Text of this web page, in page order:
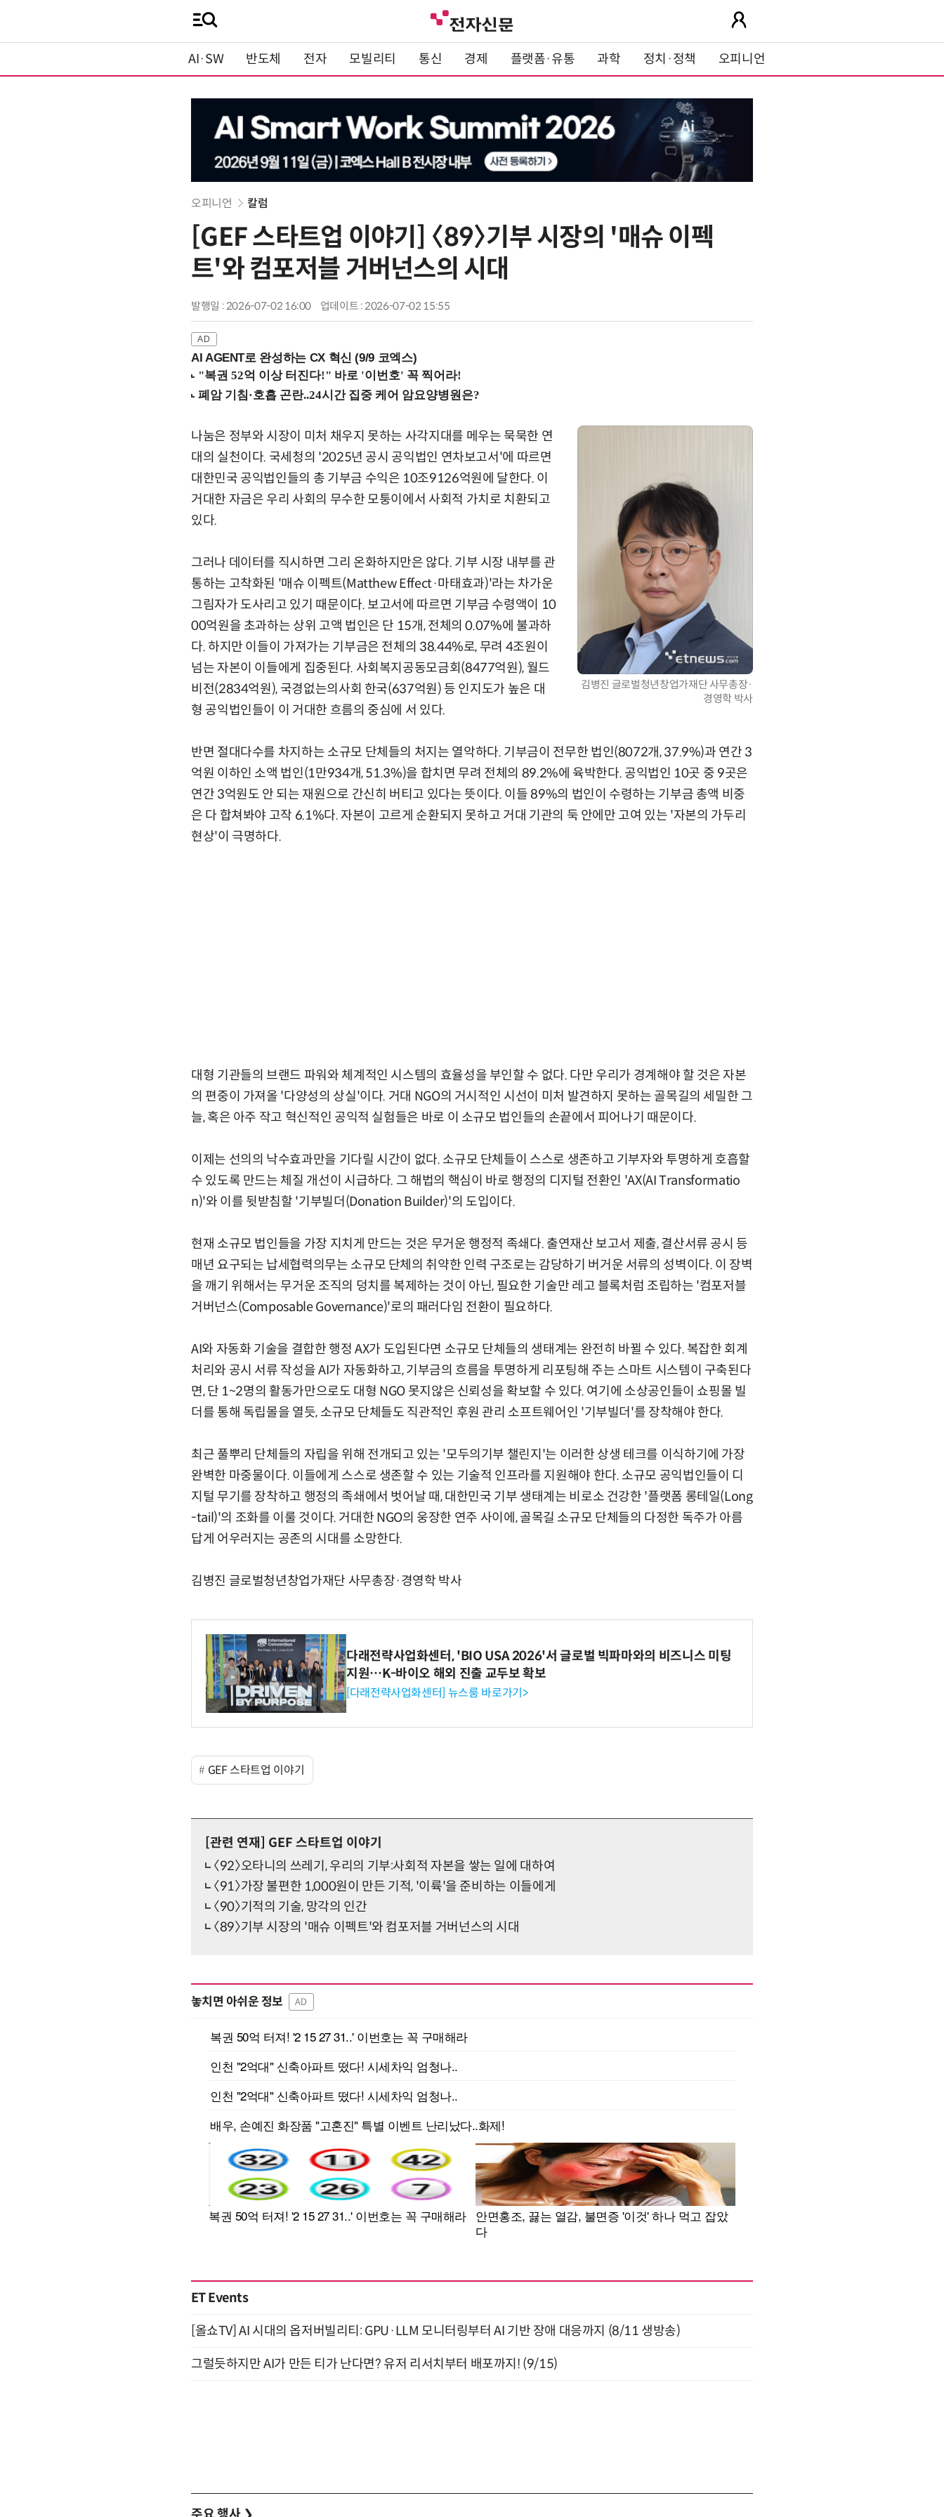
AI·SW 반도체 전자 모빌리티 통신 경제 플랫폼·유통 과학 정치·정책 오피니언
오피니언 칼럼
[GEF 스타트업 이야기] 〈89〉기부 시장의 '매슈 이펙
트'와 컴포저블 거버넌스의 시대
발행일 : 2026-07-02 16:00 업데이트 : 2026-07-02 15:55
AI AGENT로 완성하는 CX 혁신 (9/9 코엑스)
김병진 글로벌청년창업가재단 사무총장·
경영학 박사
나눔은 정부와 시장이 미처 채우지 못하는 사각지대를 메우는 묵묵한 연
대의 실천이다. 국세청의 '2025년 공시 공익법인 연차보고서'에 따르면
대한민국 공익법인들의 총 기부금 수익은 10조9126억원에 달한다. 이
거대한 자금은 우리 사회의 무수한 모퉁이에서 사회적 가치로 치환되고
있다.
그러나 데이터를 직시하면 그리 온화하지만은 않다. 기부 시장 내부를 관
통하는 고착화된 '매슈 이펙트(Matthew Effect·마태효과)'라는 차가운
그림자가 도사리고 있기 때문이다. 보고서에 따르면 기부금 수령액이 10
00억원을 초과하는 상위 고액 법인은 단 15개, 전체의 0.07%에 불과하
다. 하지만 이들이 가져가는 기부금은 전체의 38.44%로, 무려 4조원이
넘는 자본이 이들에게 집중된다. 사회복지공동모금회(8477억원), 월드
비전(2834억원), 국경없는의사회 한국(637억원) 등 인지도가 높은 대
형 공익법인들이 이 거대한 흐름의 중심에 서 있다.
반면 절대다수를 차지하는 소규모 단체들의 처지는 열악하다. 기부금이 전무한 법인(8072개, 37.9%)과 연간 3
억원 이하인 소액 법인(1만934개, 51.3%)을 합치면 무려 전체의 89.2%에 육박한다. 공익법인 10곳 중 9곳은
연간 3억원도 안 되는 재원으로 간신히 버티고 있다는 뜻이다. 이들 89%의 법인이 수령하는 기부금 총액 비중
은 다 합쳐봐야 고작 6.1%다. 자본이 고르게 순환되지 못하고 거대 기관의 둑 안에만 고여 있는 '자본의 가두리
현상'이 극명하다.
대형 기관들의 브랜드 파워와 체계적인 시스템의 효율성을 부인할 수 없다. 다만 우리가 경계해야 할 것은 자본
의 편중이 가져올 '다양성의 상실'이다. 거대 NGO의 거시적인 시선이 미처 발견하지 못하는 골목길의 세밀한 그
늘, 혹은 아주 작고 혁신적인 공익적 실험들은 바로 이 소규모 법인들의 손끝에서 피어나기 때문이다.
이제는 선의의 낙수효과만을 기다릴 시간이 없다. 소규모 단체들이 스스로 생존하고 기부자와 투명하게 호흡할
수 있도록 만드는 체질 개선이 시급하다. 그 해법의 핵심이 바로 행정의 디지털 전환인 'AX(AI Transformatio
n)'와 이를 뒷받침할 '기부빌더(Donation Builder)'의 도입이다.
현재 소규모 법인들을 가장 지치게 만드는 것은 무거운 행정적 족쇄다. 출연재산 보고서 제출, 결산서류 공시 등
매년 요구되는 납세협력의무는 소규모 단체의 취약한 인력 구조로는 감당하기 버거운 서류의 성벽이다. 이 장벽
을 깨기 위해서는 무거운 조직의 덩치를 복제하는 것이 아닌, 필요한 기술만 레고 블록처럼 조립하는 '컴포저블
거버넌스(Composable Governance)'로의 패러다임 전환이 필요하다.
AI와 자동화 기술을 결합한 행정 AX가 도입된다면 소규모 단체들의 생태계는 완전히 바뀔 수 있다. 복잡한 회계
처리와 공시 서류 작성을 AI가 자동화하고, 기부금의 흐름을 투명하게 리포팅해 주는 스마트 시스템이 구축된다
면, 단 1~2명의 활동가만으로도 대형 NGO 못지않은 신뢰성을 확보할 수 있다. 여기에 소상공인들이 쇼핑몰 빌
더를 통해 독립몰을 열듯, 소규모 단체들도 직관적인 후원 관리 소프트웨어인 '기부빌더'를 장착해야 한다.
최근 풀뿌리 단체들의 자립을 위해 전개되고 있는 '모두의기부 챌린지'는 이러한 상생 테크를 이식하기에 가장
완벽한 마중물이다. 이들에게 스스로 생존할 수 있는 기술적 인프라를 지원해야 한다. 소규모 공익법인들이 디
지털 무기를 장착하고 행정의 족쇄에서 벗어날 때, 대한민국 기부 생태계는 비로소 건강한 '플랫폼 롱테일(Long
-tail)'의 조화를 이룰 것이다. 거대한 NGO의 웅장한 연주 사이에, 골목길 소규모 단체들의 다정한 독주가 아름
답게 어우러지는 공존의 시대를 소망한다.
김병진 글로벌청년창업가재단 사무총장·경영학 박사
다래전략사업화센터, 'BIO USA 2026'서 글로벌 빅파마와의 비즈니스 미팅
지원…K-바이오 해외 진출 교두보 확보
[다래전략사업화센터] 뉴스룸 바로가기>
GEF 스타트업 이야기
[관련 연재]
GEF 스타트업 이야기
〈92〉오타니의 쓰레기, 우리의 기부:사회적 자본을 쌓는 일에 대하여
〈91〉가장 불편한 1,000원이 만든 기적, '이륙'을 준비하는 이들에게
〈90〉기적의 기술, 망각의 인간
〈89〉기부 시장의 '매슈 이펙트'와 컴포저블 거버넌스의 시대
놓치면 아쉬운 정보 AD
ET Events
[올쇼TV] AI 시대의 옵저버빌리티: GPU·LLM 모니터링부터 AI 기반 장애 대응까지 (8/11 생방송)
그럴듯하지만 AI가 만든 티가 난다면? 유저 리서치부터 배포까지! (9/15)